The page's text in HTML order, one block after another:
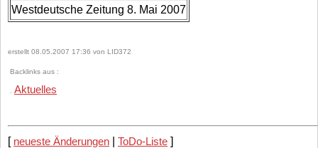
Westdeutsche Zeitung 8. Mai 2007
erstellt 08.05.2007 17:36 von LID372
Backlinks aus :
Aktuelles
[ neueste Änderungen ToDo-Liste ]